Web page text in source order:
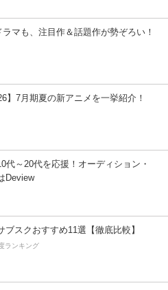
マも、注目作＆話題作が勢ぞろい！
】7月期夏の新アニメを一挙紹介！
代～20代を応援！オーディション・
Deview
ブスクおすすめ11選【徹底比較】
ランキング